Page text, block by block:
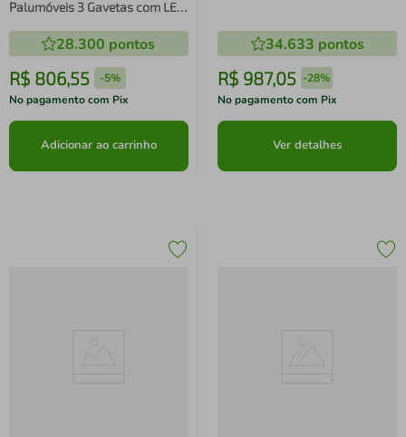
Palumóveis 3 Gavetas com LED
28.300 pontos
R$ 806,55 -5%
No pagamento com Pix
Adicionar ao carrinho
34.633 pontos
R$ 987,05 -28%
No pagamento com Pix
Ver detalhes